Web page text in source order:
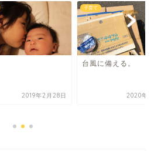
2019年2月28日
子育て
台風に備える。
2020年9